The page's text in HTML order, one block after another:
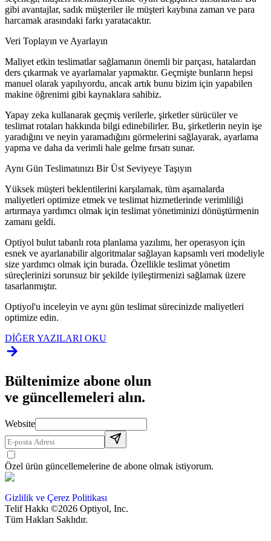
gibi avantajlar, sadık müşteriler ile müşteri kaybına zaman ve para
harcamak arasındaki farkı yaratacaktır.
Veri Toplayın ve Ayarlayın
Maliyet etkin teslimatlar sağlamanın önemli bir parçası, hatalardan
ders çıkarmak ve ayarlamalar yapmaktır. Geçmişte bunların hepsi
manuel olarak yapılıyordu, ancak artık bunu bizim için yapabilen
makine öğrenimi gibi kaynaklara sahibiz.
Yapay zeka kullanarak geçmiş verilerle, şirketler sürücüler ve
teslimat rotaları hakkında bilgi edinebilirler. Bu, şirketlerin neyin işe
yaradığını ve neyin yaramadığını görmelerini sağlayarak, ayarlama
yapma ve daha da verimli hale gelme fırsatı sunar.
Aynı Gün Teslimatınızı Bir Üst Seviyeye Taşıyın
Yüksek müşteri beklentilerini karşılamak, tüm aşamalarda
maliyetleri optimize etmek ve teslimat hizmetlerinde verimliliği
artırmaya yardımcı olmak için teslimat yönetiminizi dönüştürmenin
zamanı geldi.
Optiyol bulut tabanlı rota planlama yazılımı, her operasyon için
esnek ve ayarlanabilir algoritmalar sağlayan kapsamlı veri modeliyle
size yardımcı olmak için burada. Özellikle teslimat yönetim
süreçlerinizi sorunsuz bir şekilde iyileştirmenizi sağlamak üzere
tasarlanmıştır.
Optiyol'u inceleyin ve aynı gün teslimat sürecinizde maliyetleri
optimize edin.
DİĞER YAZILARI OKU
Bültenimize abone olun
ve güncellemeleri alın.
Website
Özel ürün güncellemelerine de abone olmak istiyorum.
Gizlilik ve Çerez Politikası
Telif Hakkı ©2026 Optiyol, Inc.
Tüm Hakları Saklıdır.